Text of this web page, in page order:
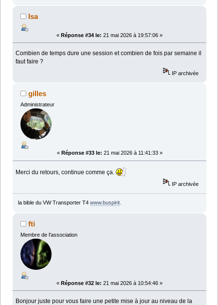
Isa
« Réponse #34 le: 21 mai 2026 à 19:57:06 »
Combien de temps dure une session et combien de fois par semaine il
faut faire ?
IP archivée
gilles
Administrateur
« Réponse #33 le: 21 mai 2026 à 11:41:33 »
Merci du retours, continue comme ça.
IP archivée
la bible du VW Transporter T4 www.buspirit.
fti
Membre de l'association
« Réponse #32 le: 21 mai 2026 à 10:54:46 »
Bonjour juste pour vous faire une petite mise à jour au niveau de la